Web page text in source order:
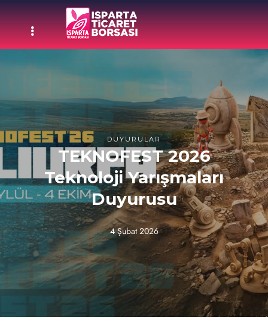
DUYURULAR
TEKNOFEST 2026
Teknoloji Yarışmaları
Duyurusu
4 Şubat 2026